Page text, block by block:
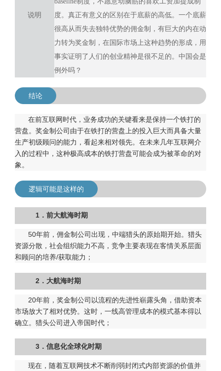
说明
度。真正有意义的区别在于底薪的高低。一个底薪
很高从而失去独特优势的佣金制，有巨大的内在动
力转为奖金制，在国际市场上这种趋势的形成，用
事实证明了人们的创业精神是很不足的。中国会是
例外吗？
结论
在前互联网时代，业务成功的关键看来是保持一个铁打的
营盘。奖金制公司由于在铁打的营盘上的投入巨大而具备大量
生产初级顾问的能力，看起来相对领先。在未来几年互联网介
入的过程中，这种极高成本的铁打营盘可能会成为被革命的对
象。
逻辑可能是这样的
1．前大航海时期
50年前，佣金制公司出现，中端猎头的原始期开始。猎头
资源分散，社会组织能力不高，竞争主要表现在客情关系层面
和顾问的培养/获取能力；
2．大航海时期
20年前，奖金制公司以流程的先进性崭露头角，借助资本
市场放大了相对优势。这时，一线高管理成本的模式基本得以
确立。猎头公司进入帝国时代；
3．信息化全球化时期
现在，随着互联网技术不断削弱封闭式内部资源的价值并